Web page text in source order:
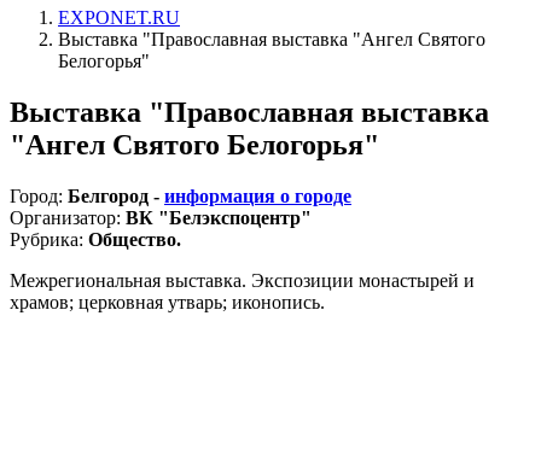
EXPONET.RU
Выставка "Православная выставка "Ангел Святого
Белогорья"
Выставка "Православная выставка
"Ангел Святого Белогорья"
Город: Белгород - информация о городе
Организатор: ВК "Белэкспоцентр"
Рубрика: Общество.
Межрегиональная выставка. Экспозиции монастырей и
храмов; церковная утварь; иконопись.